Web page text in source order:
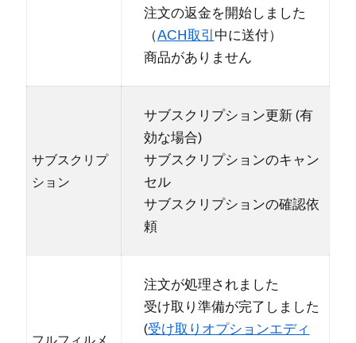
注文の返金を開始しました
（⁠ACH取引中に送付⁠）
商品がありません
サブスクリプ
シ⁠ョン
サブスクリプシ⁠ョン更新 (⁠有
効な場合⁠)
サブスクリプシ⁠ョンのキ⁠ャン
セル
サブスクリプシ⁠ョンの確認依
頼
注文が処理されました
受け取り準備が完了しました
(⁠受け取りオプシ⁠ョンエデ⁠ィ